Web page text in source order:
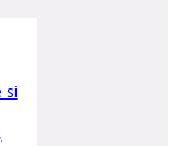
si